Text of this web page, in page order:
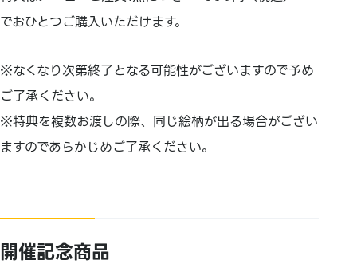
でおひとつご購入いただけます。
※なくなり次第終了となる可能性がございますので予め
ご了承ください。
※特典を複数お渡しの際、同じ絵柄が出る場合がござい
ますのであらかじめご了承ください。
開催記念商品